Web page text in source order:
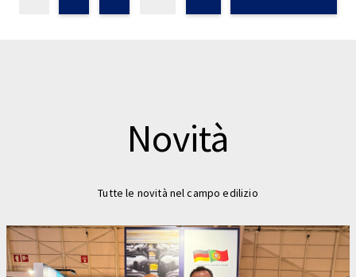
Novità
Tutte le novità nel campo edilizio